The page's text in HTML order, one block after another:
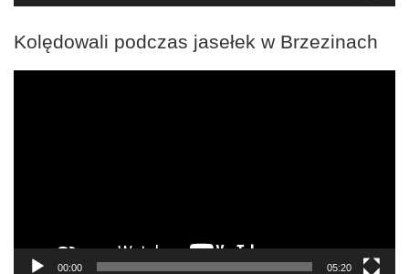
Kolędowali podczas jasełek w Brzezinach
00:00 05:20